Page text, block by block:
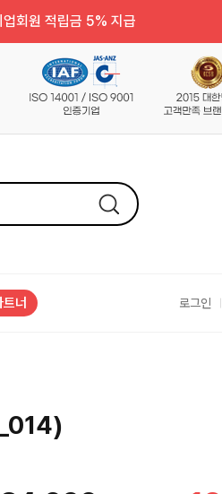
회원 적립금 5% 지급
너 로그인